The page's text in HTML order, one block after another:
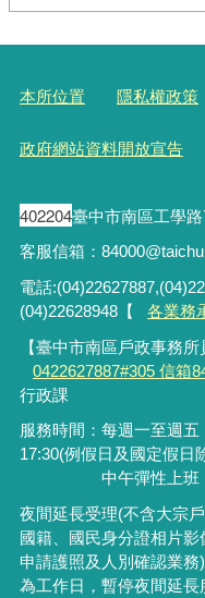
本所位置 隱私權政策
政府網站資料開放宣告
402204臺中市南區工學
客服信箱：
電話
(04)22628948【
各業務
【臺中市南區戶政事務所
0422627887#305 信箱
行政課
服務時間：每週一至週五
17:30(例假日及國定假日
中午彈性上班：
夜間延長受理(不含大宗
國籍、國民身分證相片
申請護照及人別確認業務)
為工作日，暫停夜間延長